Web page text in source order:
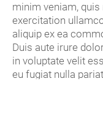
minim veniam, quis
exercitation
aliquip ex ea
Duis aute irure
in voluptate velit
eu fugiat nulla